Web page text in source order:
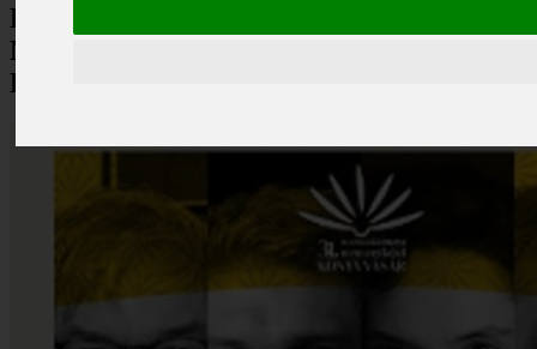
Hamarosan kezdődik a 31.
Marosvásárhelyi Nemzetközi
Könyvvásár!